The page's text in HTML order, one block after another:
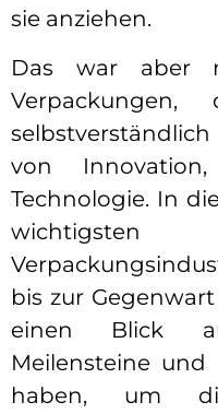
sie anziehen.
Das war aber
von
Technologie. In
wichtigsten
bis zur
einen Blick
Meilensteine
haben, um